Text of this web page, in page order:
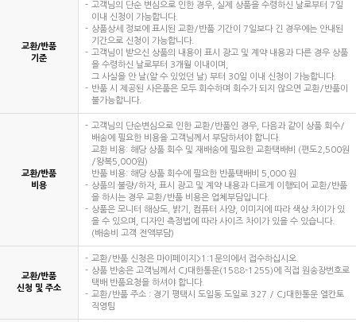
교환/반품
기준
고객님의 단순 변심으로 인한 경우, 실제 상품을 수령하신 날로부터 7일
이내 신청이 가능합니다.
상품상세 정보에 표시된 교환/반품 기간이 7일보다 긴 경우에는 안내된
기간으로 신청이 가능합니다.
고객님이 받으신 상품의 내용이 표시 광고 및 계약 내용과 다른 경우 상품
을 수령하신 날로부터 3개월 이내이며,
그 사실을 안 날(알 수 있었던 날) 부터 30일 이내 신청이 가능합니다.
반품 시 제공된 사은품은 모두 회수하며 회수가 되지 않으면 교환/반품이
불가능합니다.
교환/반품
비용
고객님의 단순변심으로 인한 교환/반품인 경우, 다음과 같이 상품 회수/
배송에 필요한 비용을 고객님께서 부담하셔야 합니다.
교환 비용: 해당 상품 회수 및 재배송에 필요한 교환택배비 (편도2,500원
/왕복5,000원)
반품 비용: 해당 상품 회수에 필요한 반품택배비 5,000 원
상품의 불량/하자, 표시 광고 및 계약 내용과 다르게 이행되어 교환/반품
을 하시는 경우 교환/반품 비용은 업체부담입니다.
상품은 모니터 해상도, 밝기, 컴퓨터 사양, 이미지에 따라 색상 차이가 있
을 수 있으며, 디자인 측정법에 따라 사이즈 차이가 있을 수 있습니다.
(배송비 고객 전액부담)
교환/반품
신청 및 주소
교환/반품 신청은 마이페이지>1:1문의에서 접수하십시오.
상품 반송은 고객님께서 CJ대한통운(1588-1255)에 직접 원송장번호로
택배 반품요청을 하셔야 합니다.
교환/반품 주소 : 경기 평택시 도일동 도일로 327 / CJ대한통운 엘칸토
직영팀